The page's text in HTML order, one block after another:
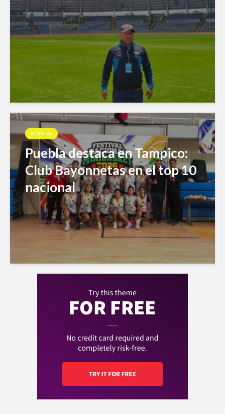
NOTICIAS
Puebla destaca en Tampico:
Club Bayonnetas en el top 10
nacional